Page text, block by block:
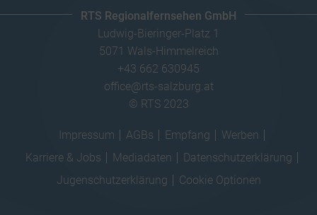
RTS Regionalfernsehen GmbH
Ludwig-Bieringer-Platz 1
5071 Wals-Himmelreich
+43 662 630945
office@rts-salzburg.at
© RTS 2023
Impressum AGBs Empfang
Werben
Karriere & Jobs
Mediadaten
Datenschutzerklärung
Jugenschutzerklärung
Cookie Optionen